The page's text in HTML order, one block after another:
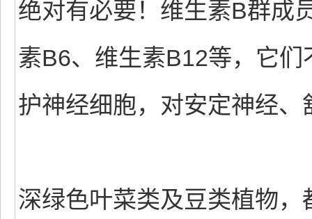
绝对有必要！维生素B群成
素B6、维生素B12等，它
护神经细胞，对安定神经
深绿色叶菜类及豆类植物